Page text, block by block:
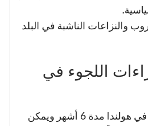
والنزاعات الناشبة في البلد
اللجوء في
تستغرق إجراءات اللجوء في هولندا مدة 6 أشهر ويمكن